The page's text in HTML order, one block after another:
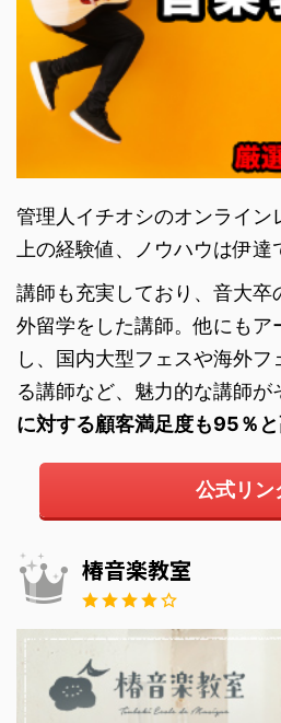
管理人イチオシのオンライン
上の経験値、ノウハウは伊達
講師も充実しており、音大卒
外留学をした講師。他にもア
し、国内大型フェスや海外
る講師など、魅力的な講師が
に対する顧客満足度も95％
公式リン
椿音楽教室